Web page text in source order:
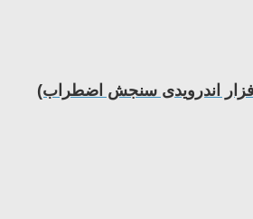
اندرویدی سنجش اضطراب)